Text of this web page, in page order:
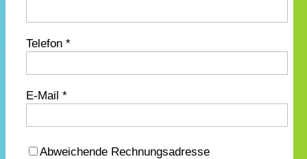
Telefon *
E-Mail *
Abweichende Rechnungsadresse